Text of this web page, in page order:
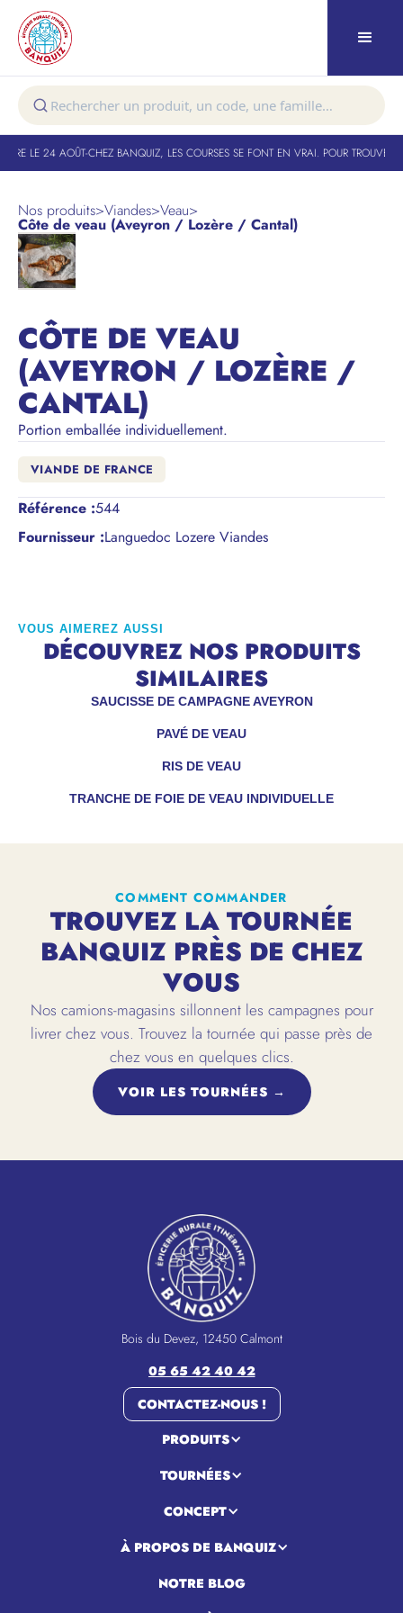
LE 24 AOÛT-CHEZ BANQUIZ, LES COURSES SE FONT EN VRAI. POUR TROUVER
Nos produits>Viandes>Veau>
Côte de veau (Aveyron / Lozère / Cantal)
CÔTE DE VEAU
(AVEYRON / LOZÈRE /
CANTAL)
Portion emballée individuellement.
VIANDE DE FRANCE
Référence :544
Fournisseur :Languedoc Lozere Viandes
VOUS AIMEREZ AUSSI
DÉCOUVREZ NOS PRODUITS
SIMILAIRES
SAUCISSE DE CAMPAGNE AVEYRON
PAVÉ DE VEAU
RIS DE VEAU
TRANCHE DE FOIE DE VEAU INDIVIDUELLE
COMMENT COMMANDER
TROUVEZ LA TOURNÉE
BANQUIZ PRÈS DE CHEZ
VOUS
Nos camions-magasins sillonnent les campagnes pour
livrer chez vous. Trouvez la tournée qui passe près de
chez vous en quelques clics.
VOIR LES TOURNÉES →
Bois du Devez, 12450 Calmont
05 65 42 40 42
CONTACTEZ-NOUS !
PRODUITS
TOURNÉES
CONCEPT
À PROPOS DE BANQUIZ
NOTRE BLOG